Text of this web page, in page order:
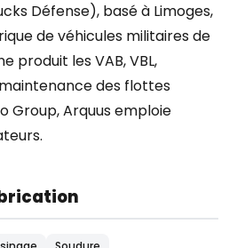
Défense), basé à Limoges,
de véhicules militaires de
produit les VAB, VBL,
des flottes
Group, Arquus emploie